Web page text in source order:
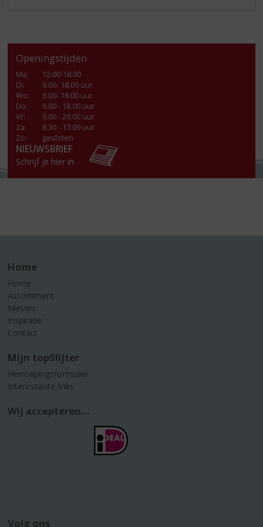
Openingstijden
Ma:
12.00-18.00
Di:
9.00- 18.00 uur
Wo:
9.00- 18.00 uur
Do:
9.00 - 18.00 uur
Vr:
9.00 - 20.00 uur
Za:
8.30 - 17.00 uur
Zo:
gesloten
NIEUWSBRIEF
Schrijf je hier in
Home
Home
Assortiment
Nieuws
Inspiratie
Contact
Mijn topSlijter
Herroepingsformulier
Interessante links
Wij accepteren...
Volg ons